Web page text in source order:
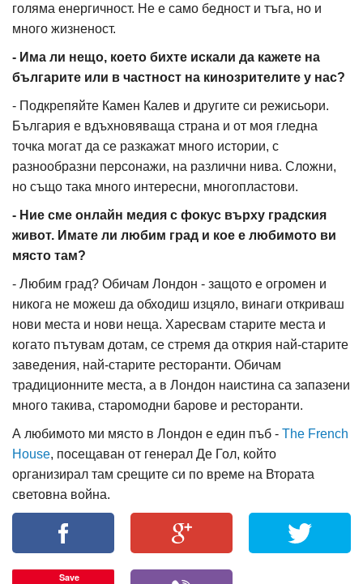
голяма енергичност. Не е само бедност и тъга, но и
много жизненост.
- Има ли нещо, което бихте искали да кажете на
българите или в частност на кинозрителите у нас?
- Подкрепяйте Камен Калев и другите си режисьори.
България е вдъхновяваща страна и от моя гледна
точка могат да се разкажат много истории, с
разнообразни персонажи, на различни нива. Сложни,
но също така много интересни, многопластови.
- Ние сме онлайн медия с фокус върху градския
живот. Имате ли любим град и кое е любимото ви
място там?
- Любим град? Обичам Лондон - защото е огромен и
никога не можеш да обходиш изцяло, винаги откриваш
нови места и нови неща. Харесвам старите места и
когато пътувам дотам, се стремя да открия най-старите
заведения, най-старите ресторанти. Обичам
традиционните места, а в Лондон наистина са запазени
много такива, старомодни барове и ресторанти.
А любимото ми място в Лондон е един пъб - The French
House, посещаван от генерал Де Гол, който
организирал там срещите си по време на Втората
световна война.
Save